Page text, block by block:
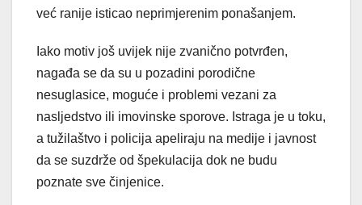
već ranije isticao neprimjerenim ponašanjem.
Iako motiv još uvijek nije zvanično potvrđen,
nagađa se da su u pozadini porodične
nesuglasice, moguće i problemi vezani za
nasljedstvo ili imovinske sporove. Istraga je u toku,
a tužilaštvo i policija apeliraju na medije i javnost
da se suzdrže od špekulacija dok ne budu
poznate sve činjenice.